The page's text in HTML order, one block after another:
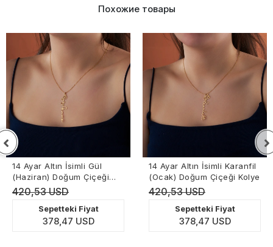
Похожие товары
14 Ayar Altın İsimli Gül
(Haziran) Doğum Çiçeği
Kolye
420,53 USD
Sepetteki Fiyat
378,47 USD
14 Ayar Altın İsimli Karanfil
(Ocak) Doğum Çiçeği Kolye
420,53 USD
Sepetteki Fiyat
378,47 USD